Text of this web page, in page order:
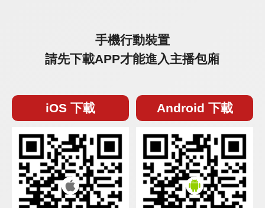
手機行動裝置
請先下載APP才能進入主播包廂
iOS 下載 Android 下載